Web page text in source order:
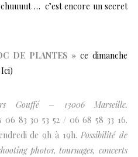
chuuuut … c’est encore un secret
DE PLANTES » ce dimanche
Gouffé – 13006 Marseille.
06 83 30 53 52 / 06 68 58 33 16.
de 9h à 19h.Possibilité de
photos, tournages, concerts